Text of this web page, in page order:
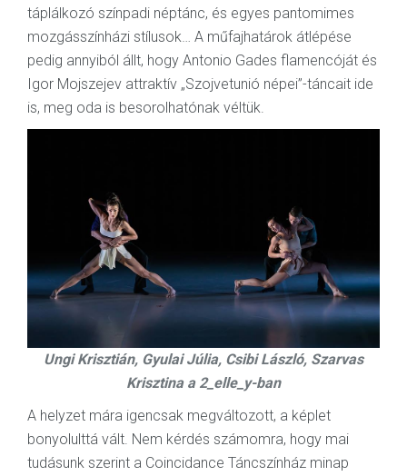
táplálkozó színpadi néptánc, és egyes pantomimes
mozgásszínházi stílusok… A műfajhatárok átlépése
pedig annyiból állt, hogy Antonio Gades flamencóját és
Igor Mojszejev attraktív „Szojvetunió népei”-táncait ide
is, meg oda is besorolhatónak véltük.
Ungi Krisztián, Gyulai Júlia, Csibi László, Szarvas
Krisztina a 2_elle_y-ban
A helyzet mára igencsak megváltozott, a képlet
bonyolulttá vált. Nem kérdés számomra, hogy mai
tudásunk szerint a Coincidance Táncszínház minap